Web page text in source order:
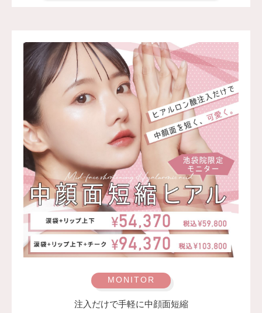
鼻出血/角質の菲薄化による日焼けのしやすさ/皮剥け、爪
変形、脱毛、頭痛、毛細血管拡張、背部痛、筋肉痛、関節
痛/強い腹痛、悪心、嘔吐、下血(急性膵炎、急性肝炎、潰
瘍性大腸炎、クローン病)/アナフィラキシーショック/ステ
ィーブンス・ジョンソン症候群/内出血の増加(凝固障害に
よる易出血性)/持続性の頭痛(頭蓋内圧亢進)/
眼のかすみまたは視覚障害/聴覚障害/うつ病
以下のいずれかに該当する方は内服できません。
・妊娠中、妊娠の計画がある人、授乳中の方
・成長期の方
・イソトレチノイン製剤、ビタミンＡのアレルギーがある
方
・テトラサイクリン系抗生物質を使用中の方（ミノマイシ
ン®（ミノサイクリン塩酸塩）、ビブラマイシン®（ドキ
シサイクリン塩酸塩）、レダマイシン®（デメチルクロル
テトラサイクリン塩酸塩）、アクロマイシンＶ®（テトラ
・重篤な肝障害、腎障害の方
・ビタミンＡ過剰症 潰瘍性大腸炎、クローン病 うつ病も
注入だけで手軽に中顔面短縮